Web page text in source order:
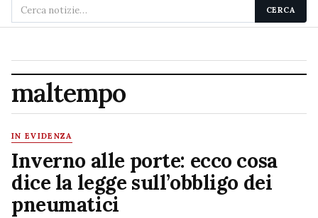
Cerca
nel
CERCA
maltempo
IN EVIDENZA
Inverno alle porte: ecco cosa
dice la legge sull’obbligo dei
pneumatici